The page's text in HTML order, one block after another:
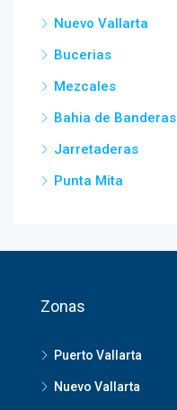
Nuevo Vallarta
Bucerias
Mezcales
Bahia de Banderas
Jarretaderas
Punta Mita
Zonas
Puerto Vallarta
Nuevo Vallarta